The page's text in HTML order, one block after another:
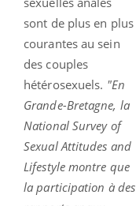
sont de plus en plus
courantes au sein
des couples
hétérosexuels. "En
Grande-Bretagne, la
National Survey of
Sexual Attitudes and
Lifestyle montre que
la participation à des